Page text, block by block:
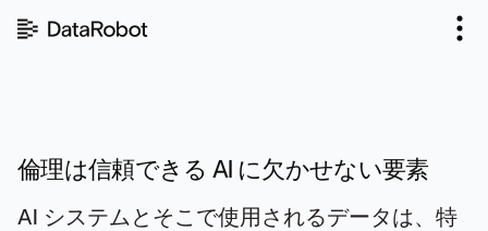
倫理は信頼できる AI に欠かせない要素
AI システムとそこで使用されるデータは、特